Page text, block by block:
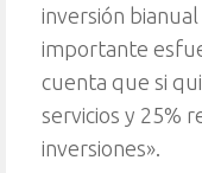
inversión
importante
cuenta que si
servicios y 25%
inversiones».